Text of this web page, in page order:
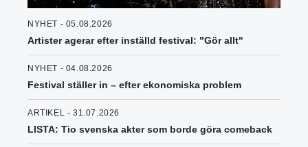
NYHET - 05.08.2026
Artister agerar efter inställd festival: "Gör allt"
NYHET - 04.08.2026
Festival ställer in – efter ekonomiska problem
ARTIKEL - 31.07.2026
LISTA: Tio svenska akter som borde göra comeback